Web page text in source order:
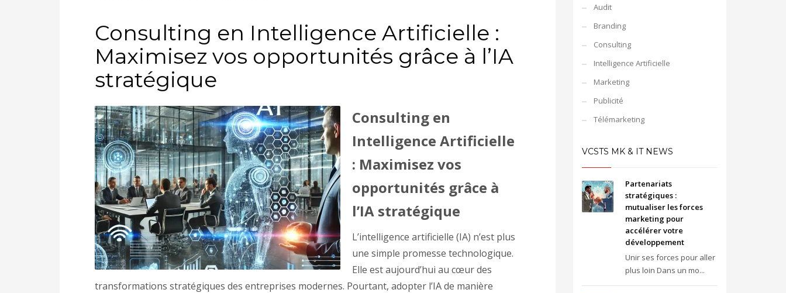
Consulting en Intelligence Artificielle :
Maximisez vos opportunités grâce à l’IA
stratégique
Consulting en
Intelligence Artificielle
: Maximisez vos
opportunités grâce à
l’IA stratégique
L’intelligence artificielle (IA) n’est plus
une simple promesse technologique.
Elle est aujourd’hui au cœur des
transformations stratégiques des entreprises modernes. Pourtant, adopter l’IA de manière
Audit
Branding
Consulting
Intelligence Artificielle
Marketing
Publicité
Télémarketing
VCSTS MK & IT NEWS
Partenariats
stratégiques :
mutualiser les forces
marketing pour
accélérer votre
développement
Unir ses forces pour aller
plus loin Dans un mo...